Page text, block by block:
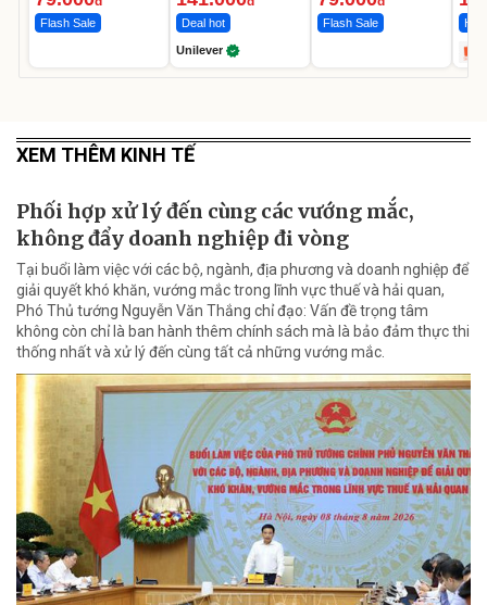
Flash Sale Deal hot
Unilever
Flash Sale Hot
XEM THÊM KINH TẾ
Phối hợp xử lý đến cùng các vướng mắc,
không đẩy doanh nghiệp đi vòng
Tại buổi làm việc với các bộ, ngành, địa phương và doanh nghiệp để
giải quyết khó khăn, vướng mắc trong lĩnh vực thuế và hải quan,
Phó Thủ tướng Nguyễn Văn Thắng chỉ đạo: Vấn đề trọng tâm
không còn chỉ là ban hành thêm chính sách mà là bảo đảm thực thi
thống nhất và xử lý đến cùng tất cả những vướng mắc.